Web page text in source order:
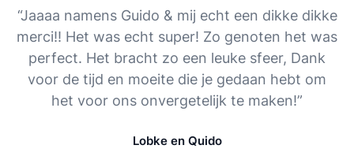
“Jaaaa namens Guido & mij echt een dikke dikke
merci!! Het was echt super! Zo genoten het was
perfect. Het bracht zo een leuke sfeer, Dank
voor de tijd en moeite die je gedaan hebt om
het voor ons onvergetelijk te maken!”
Lobke en Quido